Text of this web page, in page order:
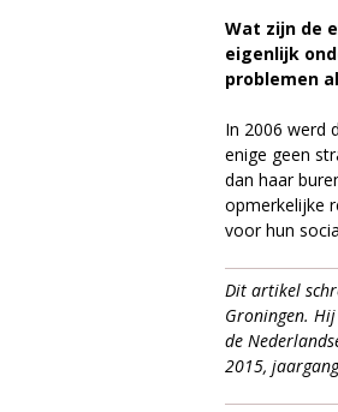
a
z
i
n
e
Wat zijn de
eigenlijk
problemen
In 2006 werd
enige geen
dan haar
opmerkelijke
voor hun
Dit artikel
Groningen.
de
2015,